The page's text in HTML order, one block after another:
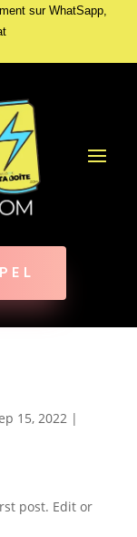
sur WhatSapp,
15, 2022|
post. Edit or